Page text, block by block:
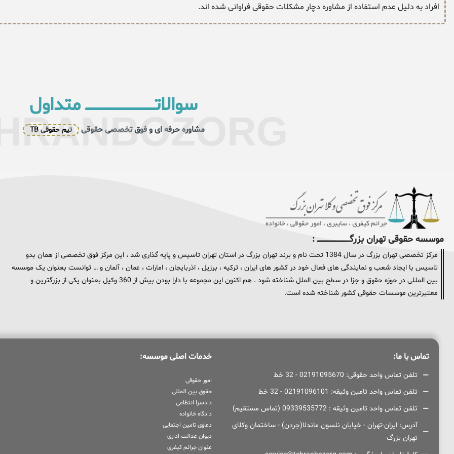
افراد به دلیل عدم استفاده از مشاوره دچار مشکلات حقوقی فراوانی شده اند.
سوالاتــــــــــــــــــــــــــــــــــ متداول
مشاوره حرفه ای و فوق تخصصی حقوقی تیم حقوقی TB
موسسه حقوقی تهران بزرگــــــــــــــــــــــــــــــــ :
مرکز تخصصی تهران بزرگ در سال 1384 تحت نام و برند تهران بزرگ در استان تهران تاسیس و پایه گذاری شد ، این مرکز فوق تخصصی از همان بدو
تاسیس با ایجاد شعب و نمایندگی های فعال خود در کشور های ایران ، ترکیه ، برزیل ، اذربایجان ، امارات ، عمان ، آلمان و … توانست بعنوان یک موسسه
بین المللی در حوزه حقوق و جزا در سطح بین الملل شناخته شود . هم اکنون این مجموعه با دارا بودن بیش از 360 وکیل بعنوان یکی از بزرگترین و
معتبرترین موسسات حقوقی کشور شناخته شده است.
تماس با ما:
تلفن تماس واحد حقوقی: 02191095670 - 32 خط
تلفن تماس واحد تامین وثیقه: 02191096101 - 32 خط
تلفن تماس واحد تامین وثیقه : 09339535772 (تماس مستقیم)
آدرس: ایران-تهران - خیابان نلسون ماندلا(جردن) - ساختمان وکلای
تهران بزرگ
خدمات اصلی موسسه:
امور حقوقی
حقوق بین المللی
دادسرا انتظامی
دادگاه خانواده
دعاوی تامین اجتمایی
دیوان عدالت اداری
عنوان جرائم کیفری